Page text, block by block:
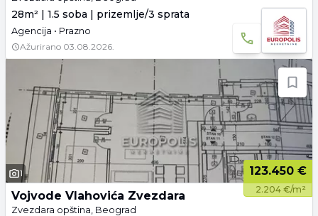
28m² | 1.5 soba | prizemlje/3 sprata
Agencija • Prazno
Ažurirano 03.08.2026.
1 123.450 €
2.204 €/m²
Vojvode Vlahovića Zvezdara
Zvezdara opština, Beograd